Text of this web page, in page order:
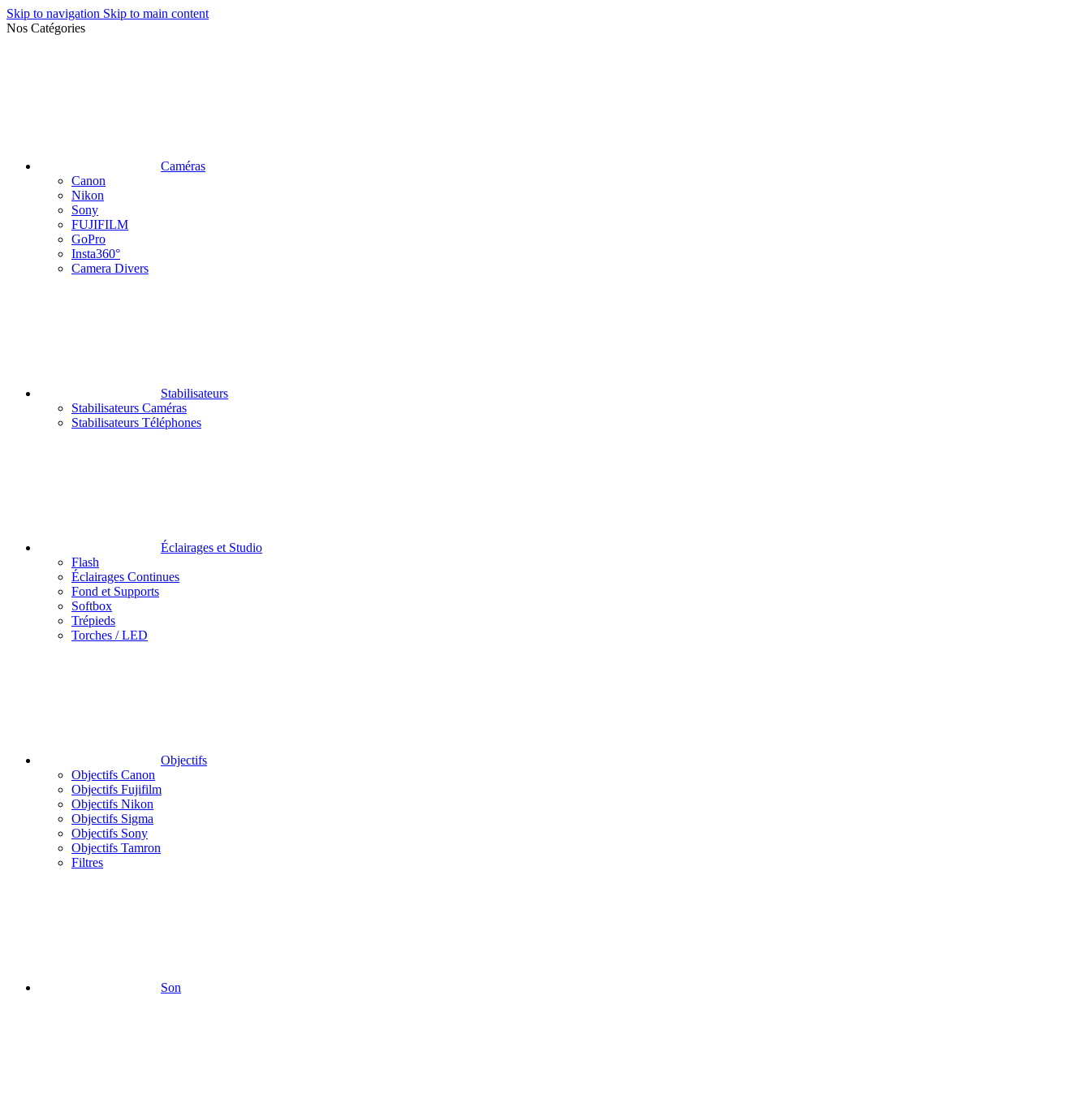
Skip to navigation Skip to main content
Nos Catégories
Caméras
Canon
Nikon
Sony
FUJIFILM
GoPro
Insta360°
Camera Divers
Stabilisateurs
Stabilisateurs Caméras
Stabilisateurs Téléphones
Éclairages et Studio
Flash
Éclairages Continues
Fond et Supports
Softbox
Trépieds
Torches / LED
Objectifs
Objectifs Canon
Objectifs Fujifilm
Objectifs Nikon
Objectifs Sigma
Objectifs Sony
Objectifs Tamron
Filtres
Son